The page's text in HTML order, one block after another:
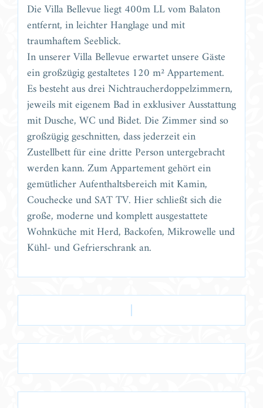
Die Villa Bellevue liegt 400m LL vom Balaton
entfernt, in leichter Hanglage und mit
traumhaftem Seeblick.
In unserer Villa Bellevue erwartet unsere Gäste
ein großzügig gestaltetes 120 m² Appartement.
Es besteht aus drei Nichtraucherdoppelzimmern,
jeweils mit eigenem Bad in exklusiver Ausstattung
mit Dusche, WC und Bidet. Die Zimmer sind so
großzügig geschnitten, dass jederzeit ein
Zustellbett für eine dritte Person untergebracht
werden kann. Zum Appartement gehört ein
gemütlicher Aufenthaltsbereich mit Kamin,
Couchecke und SAT TV. Hier schließt sich die
große, moderne und komplett ausgestattete
Wohnküche mit Herd, Backofen, Mikrowelle und
Kühl- und Gefrierschrank an.